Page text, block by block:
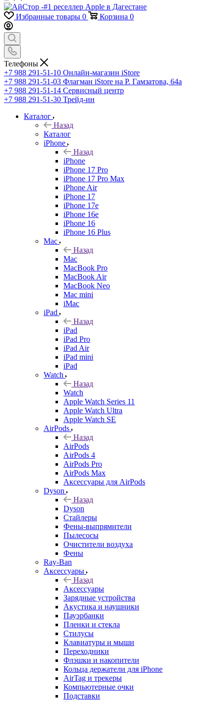
Избранные товары 0 Корзина 0
Телефоны
+7 988 291-51-10 Онлайн-магазин iStore
+7 988 291-51-03 Флагман iStore на Р. Гамзатова, 64а
+7 988 291-51-14 Сервисный центр
+7 988 291-51-30 Трейд-ин
Каталог
Назад
Каталог
iPhone
Назад
iPhone
iPhone 17 Pro
iPhone 17 Pro Max
iPhone Air
iPhone 17
iPhone 17e
iPhone 16e
iPhone 16
iPhone 16 Plus
Mac
Назад
Mac
MacBook Pro
MacBook Air
MacBook Neo
Mac mini
iMac
iPad
Назад
iPad
iPad Pro
iPad Air
iPad mini
iPad
Watch
Назад
Watch
Apple Watch Series 11
Apple Watch Ultra
Apple Watch SE
AirPods
Назад
AirPods
AirPods 4
AirPods Pro
AirPods Max
Аксессуары для AirPods
Dyson
Назад
Dyson
Стайлеры
Фены-выпрямители
Пылесосы
Очистители воздуха
Фены
Ray-Ban
Аксессуары
Назад
Аксессуары
Зарядные устройства
Акустика и наушники
Пауэрбанки
Пленки и стекла
Стилусы
Клавиатуры и мыши
Переходники
Флэшки и накопители
Кольца держатели для iPhone
AirTag и трекеры
Компьютерные очки
Подставки